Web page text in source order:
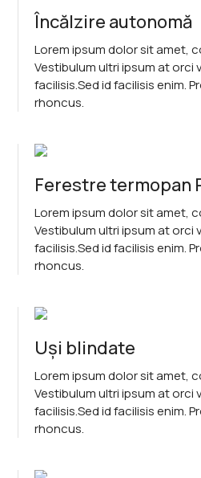
Încălzire autonomă
Lorem ipsum dolor sit amet,
Vestibulum ultri ipsum at orci
facilisis.Sed id facilisis enim.
rhoncus.
Ferestre termopan
Lorem ipsum dolor sit amet,
Vestibulum ultri ipsum at orci
facilisis.Sed id facilisis enim.
rhoncus.
Uși blindate
Lorem ipsum dolor sit amet,
Vestibulum ultri ipsum at orci
facilisis.Sed id facilisis enim.
rhoncus.